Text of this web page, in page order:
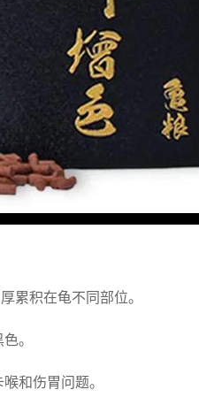
累积在龟不同部位。
。
和伤胃问题。